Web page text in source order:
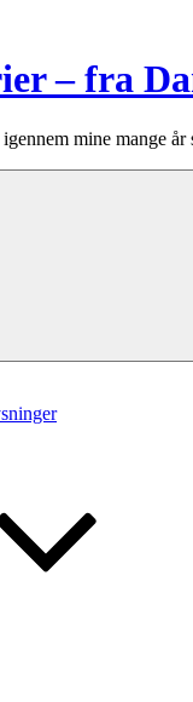
– fra
mine mange